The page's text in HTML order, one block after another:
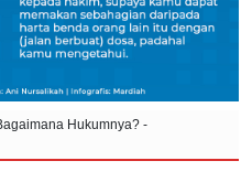
Hukumnya? -